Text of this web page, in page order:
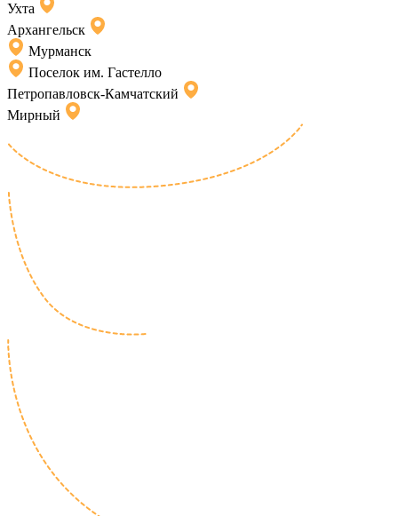
Ухта
Архангельск
Мурманск
Поселок им. Гастелло
Петропавловск-Камчатский
Мирный